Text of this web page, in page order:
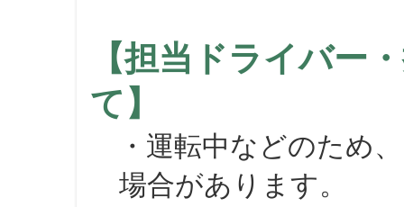
【担当ドライバー
て】
・運転中などのため
場合があります。